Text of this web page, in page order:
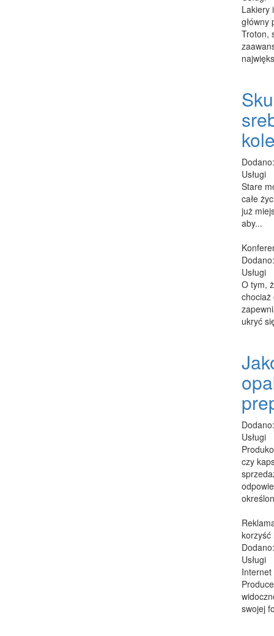
Lakiery
główny
Troton,
Usługi
Stare
całe
już
aby...
Usługi
O tym,
chociaż
ukryć
Usługi
czy
korzyść
Usługi
swojej